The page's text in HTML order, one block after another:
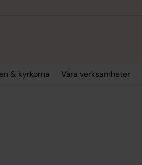
& kyrkorna Våra verksamheter